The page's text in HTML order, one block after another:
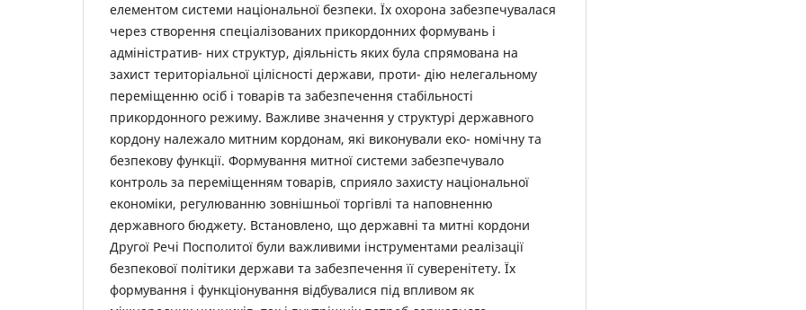
елементом системи національної безпеки. Їх охорона забезпечувалася
через створення спеціалізованих прикордонних формувань і
адміністратив- них структур, діяльність яких була спрямована на
захист територіальної цілісності держави, проти- дію нелегальному
переміщенню осіб і товарів та забезпечення стабільності
прикордонного режиму. Важливе значення у структурі державного
кордону належало митним кордонам, які виконували еко- номічну та
безпекову функції. Формування митної системи забезпечувало
контроль за переміщенням товарів, сприяло захисту національної
економіки, регулюванню зовнішньої торгівлі та наповненню
державного бюджету. Встановлено, що державні та митні кордони
Другої Речі Посполитої були важливими інструментами реалізації
безпекової політики держави та забезпечення її суверенітету. Їх
формування і функціонування відбувалися під впливом як